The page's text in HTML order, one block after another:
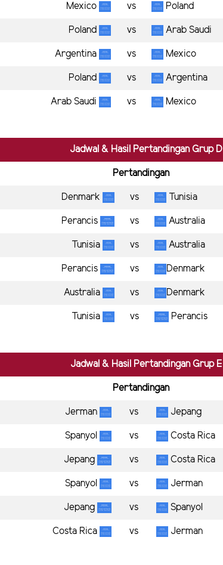
Mexico vs Poland
Poland vs Arab Saudi
Argentina vs Mexico
Poland vs Argentina
Arab Saudi vs Mexico
Jadwal & Hasil Pertandingan Grup D
Pertandingan
Denmark vs Tunisia
Perancis vs Australia
Tunisia vs Australia
Perancis vs Denmark
Australia vs Denmark
Tunisia vs Perancis
Jadwal & Hasil Pertandingan Grup E
Pertandingan
Jerman vs Jepang
Spanyol vs Costa Rica
Jepang vs Costa Rica
Spanyol vs Jerman
Jepang vs Spanyol
Costa Rica vs Jerman